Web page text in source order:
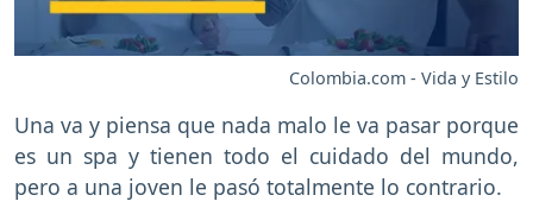
Colombia.com - Vida y Estilo
Una va y piensa que nada malo le va pasar porque
es un spa y tienen todo el cuidado del mundo,
pero a una joven le pasó totalmente lo contrario.